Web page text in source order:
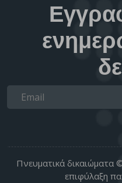
Πνευματικά
επιφύλαξη